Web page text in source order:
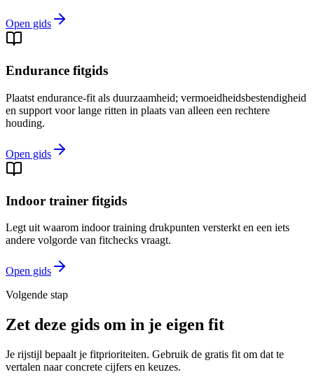
Open gids
Endurance fitgids
Plaatst endurance-fit als duurzaamheid; vermoeidheidsbestendigheid
en support voor lange ritten in plaats van alleen een rechtere
houding.
Open gids
Indoor trainer fitgids
Legt uit waarom indoor training drukpunten versterkt en een iets
andere volgorde van fitchecks vraagt.
Open gids
Volgende stap
Zet deze gids om in je eigen fit
Je rijstijl bepaalt je fitprioriteiten. Gebruik de gratis fit om dat te
vertalen naar concrete cijfers en keuzes.